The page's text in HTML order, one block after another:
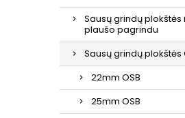
Sausų grindų plokštės
plaušo pagrindu
Sausų grindų plokštės
22mm OSB
25mm OSB